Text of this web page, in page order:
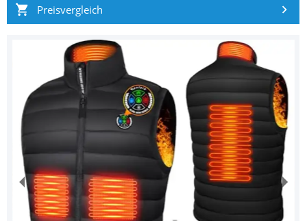
Preisvergleich